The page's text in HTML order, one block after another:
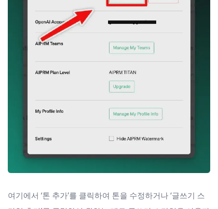
여기에서 ‘톤 추가’를 클릭하여 톤을 수정하거나 ‘글쓰기 스